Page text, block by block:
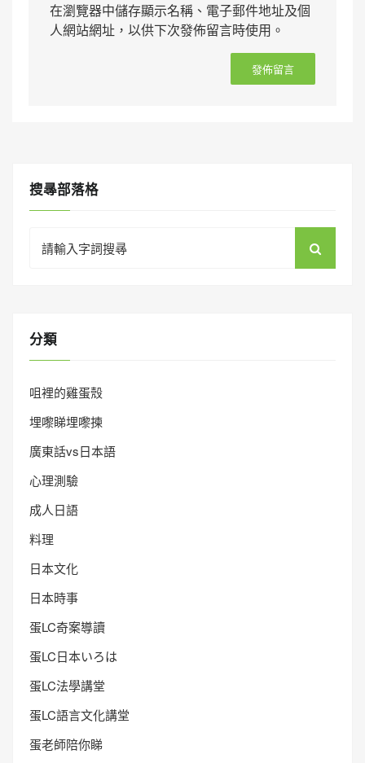
在瀏覽器中儲存顯示名稱、電子郵件地址及個
人網站網址，以供下次發佈留言時使用。
搜㝷部落格
for:
分類
咀裡的雞蛋殼
埋嚟睇埋嚟揀
廣東話vs日本語
心理測驗
成人日語
料理
日本文化
日本時事
蛋LC奇案導讀
蛋LC日本いろは
蛋LC法學講堂
蛋LC語言文化講堂
蛋老師陪你睇